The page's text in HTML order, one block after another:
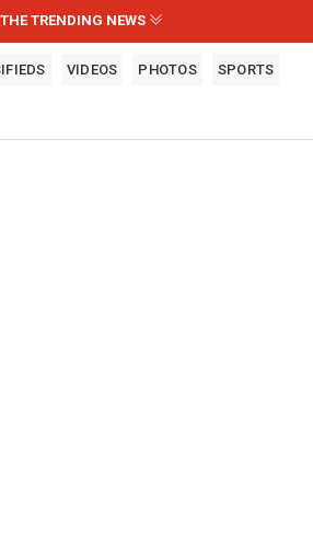
THE TRENDING NEWS
VIDEOS PHOTOS SPORTS